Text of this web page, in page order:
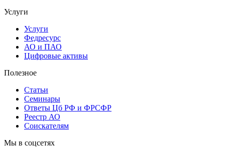
Услуги
Услуги
Федресурс
АО и ПАО
Цифровые активы
Полезное
Статьи
Cеминары
Ответы Цб РФ и ФРСФР
Реестр АО
Соискателям
Мы в соцсетях